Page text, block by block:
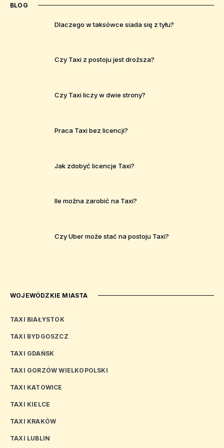
BLOG
Dlaczego w taksówce siada się z tyłu?
Czy Taxi z postoju jest droższa?
Czy Taxi liczy w dwie strony?
Praca Taxi bez licencji?
Jak zdobyć licencje Taxi?
Ile można zarobić na Taxi?
Czy Uber może stać na postoju Taxi?
WOJEWÓDZKIE MIASTA
TAXI BIAŁYSTOK
TAXI BYDGOSZCZ
TAXI GDAŃSK
TAXI GORZÓW WIELKOPOLSKI
TAXI KATOWICE
TAXI KIELCE
TAXI KRAKÓW
TAXI LUBLIN